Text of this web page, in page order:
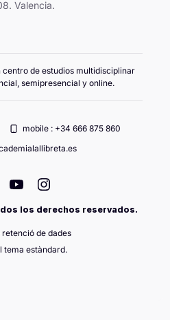
Valencia.
de estudios multidisciplinar
semipresencial y online.
mobile : +34 666 875 860
los derechos reservados.
retenció de dades
tema estàndard.